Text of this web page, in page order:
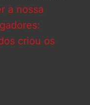
a nossa
criou os